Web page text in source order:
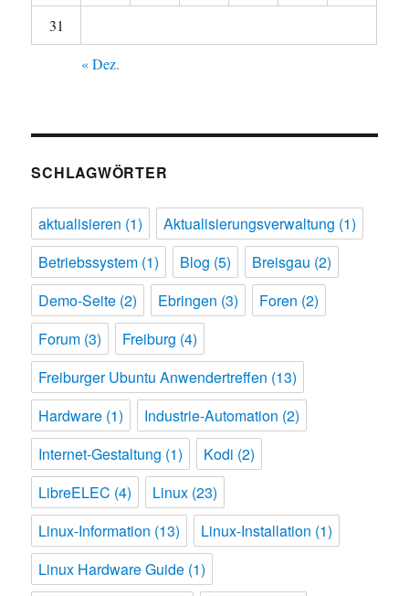
31
« Dez.
SCHLAGWÖRTER
aktualisieren (1) Aktualisierungsverwaltung (1)
Betriebssystem (1) Blog (5) Breisgau (2)
Demo-Seite (2) Ebringen (3) Foren (2)
Forum (3) Freiburg (4)
Freiburger Ubuntu Anwendertreffen (13)
Hardware (1) Industrie-Automation (2)
Internet-Gestaltung (1) Kodi (2)
LibreELEC (4) Linux (23)
Linux-Information (13) Linux-Installation (1)
Linux Hardware Guide (1)